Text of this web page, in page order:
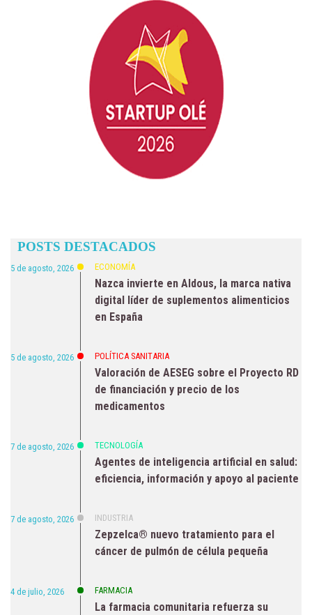
POSTS DESTACADOS
5 de agosto, 2026 ECONOMÍA
Nazca invierte en Aldous, la marca nativa
digital líder de suplementos alimenticios
en España
5 de agosto, 2026 POLÍTICA SANITARIA
Valoración de AESEG sobre el Proyecto RD
de financiación y precio de los
medicamentos
7 de agosto, 2026 TECNOLOGÍA
Agentes de inteligencia artificial en salud:
eficiencia, información y apoyo al paciente
7 de agosto, 2026 INDUSTRIA
Zepzelca® nuevo tratamiento para el
cáncer de pulmón de célula pequeña
4 de julio, 2026 FARMACIA
La farmacia comunitaria refuerza su